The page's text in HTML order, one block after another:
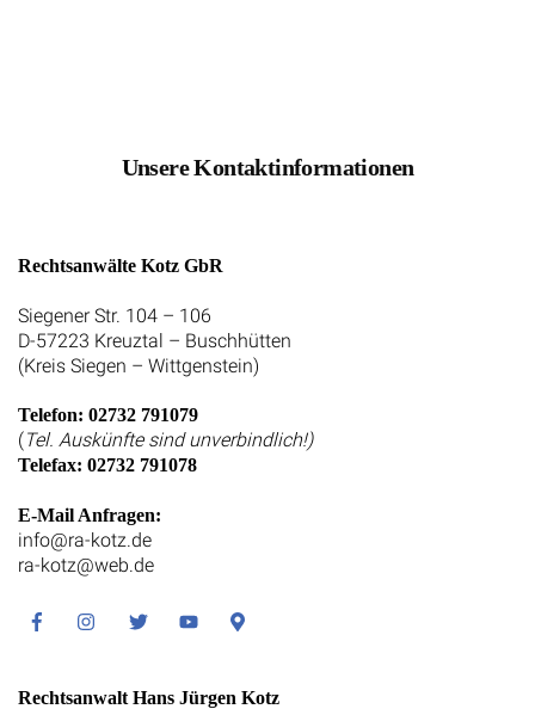
Unsere Kontaktinformationen
Rechtsanwälte Kotz GbR
Siegener Str. 104 – 106
D-57223 Kreuztal – Buschhütten
(Kreis Siegen – Wittgenstein)
Telefon: 02732 791079
(Tel. Auskünfte sind unverbindlich!)
Telefax: 02732 791078
E-Mail Anfragen:
info@ra-kotz.de
ra-kotz@web.de
FacebookInstagramTwitter YoutubeGoogle
Rechtsanwalt Hans Jürgen Kotz